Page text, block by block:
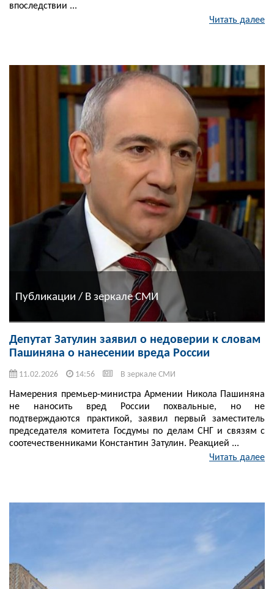
впоследствии ...
Читать далее
Публикации / В зеркале СМИ
Депутат Затулин заявил о недоверии к словам
Пашиняна о нанесении вреда России
11.02.2026 14:56 В зеркале СМИ
Намерения премьер-министра Армении Никола Пашиняна
не наносить вред России похвальные, но не
подтверждаются практикой, заявил первый заместитель
председателя комитета Госдумы по делам СНГ и связям с
соотечественниками Константин Затулин. Реакцией ...
Читать далее